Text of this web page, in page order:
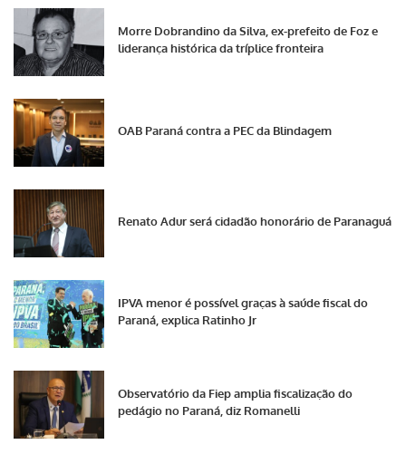
Morre Dobrandino da Silva, ex-prefeito de Foz e
liderança histórica da tríplice fronteira
OAB Paraná contra a PEC da Blindagem
Renato Adur será cidadão honorário de Paranaguá
IPVA menor é possível graças à saúde fiscal do
Paraná, explica Ratinho Jr
Observatório da Fiep amplia fiscalização do
pedágio no Paraná, diz Romanelli